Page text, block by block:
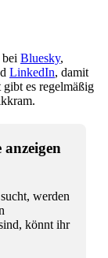
bei Bluesky,
LinkedIn, damit
es regelmäßig
werden
könnt ihr